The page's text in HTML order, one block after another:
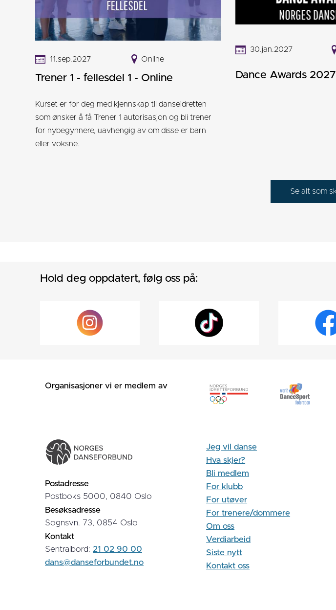
11.sep.2027 Online
Trener 1 - fellesdel 1 - Online
Kurset er for deg med kjennskap til danseidretten
som ønsker å få Trener 1 autorisasjon og bli trener
for nybegynnere, uavhengig av om disse er barn
eller voksne.
30.jan.2027
Dance Awards 2027
Hold deg oppdatert, følg oss på:
Organisasjoner vi er medlem av
Postadresse
Postboks 5000, 0840 Oslo
Besøksadresse
Sognsvn. 73, 0854 Oslo
Kontakt
Sentralbord: 21 02 90 00
dans@danseforbundet.no
Jeg vil danse
Hva skjer?
Bli medlem
For klubb
For utøver
For trenere/dommere
Om oss
Verdiarbeid
Siste nytt
Kontakt oss